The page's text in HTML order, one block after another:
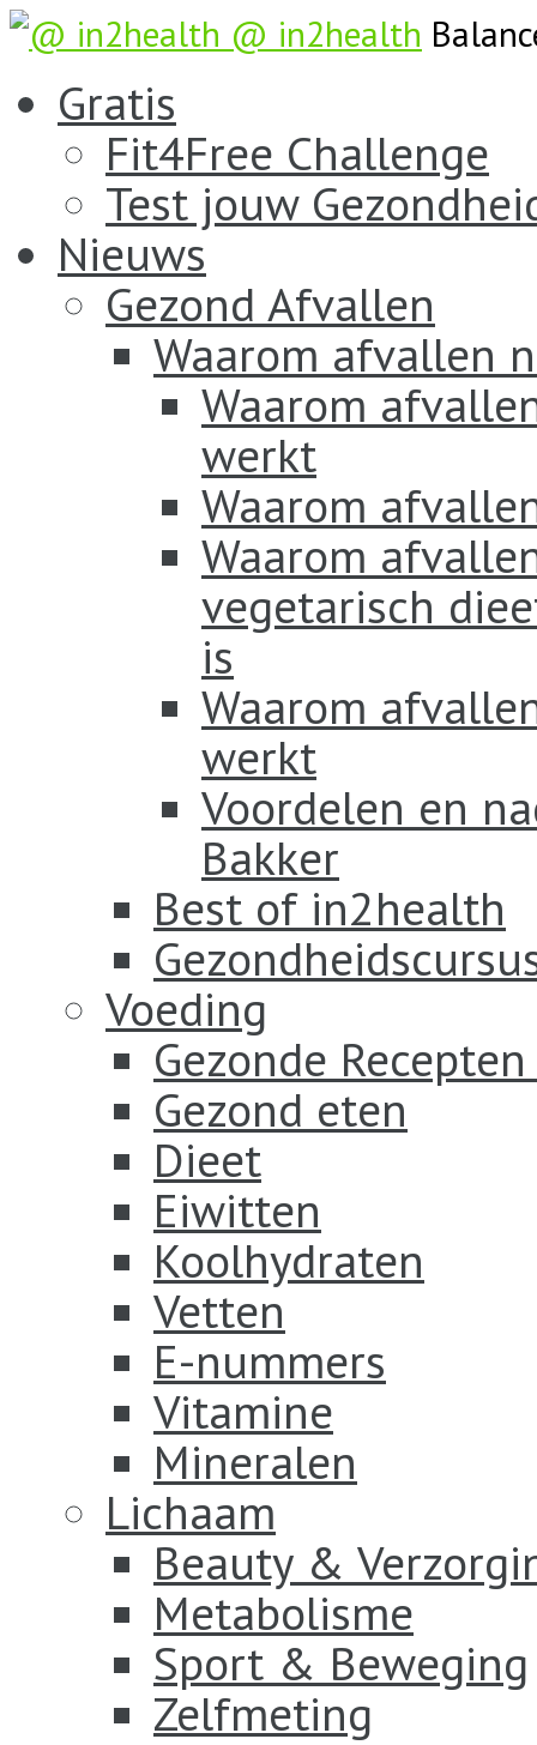
@ in2health
Gratis
Fit4Free Challenge
Test jouw
Nieuws
Gezond Afvallen
Waarom afvallen
Waarom
werkt
Waarom
Waarom
vegetarisch
is
Waarom
werkt
Voordelen en
Bakker
Best of in2health
Voeding
Gezonde
Gezond eten
Dieet
Eiwitten
Koolhydraten
Vetten
E-nummers
Vitamine
Mineralen
Lichaam
Beauty &
Metabolisme
Sport & Beweging
Zelfmeting